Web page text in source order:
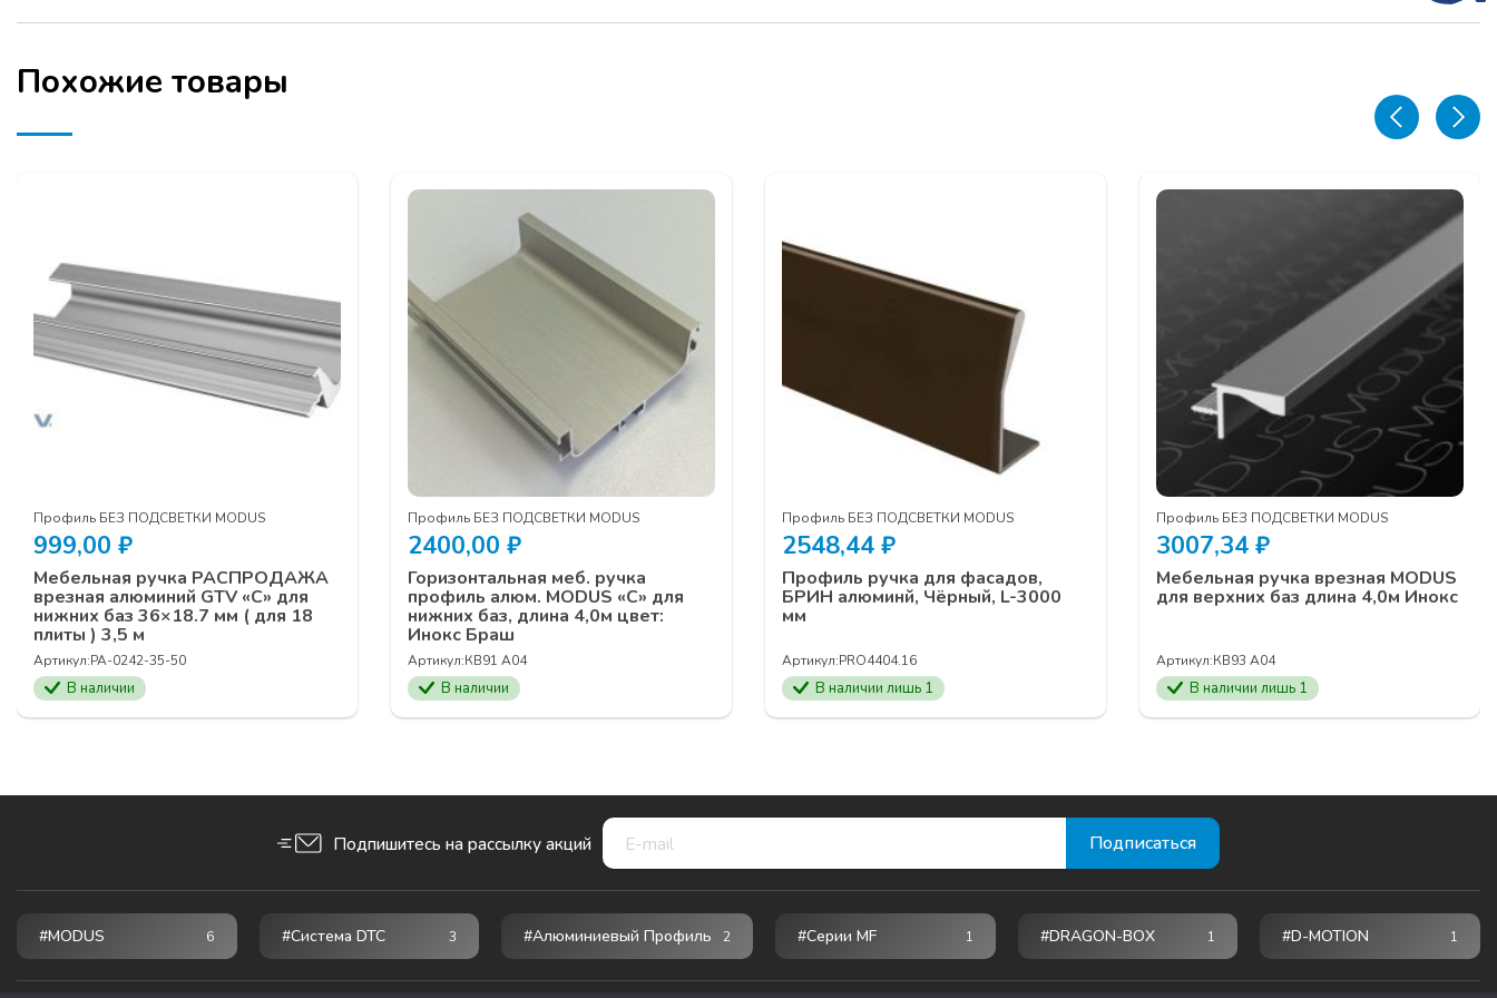
Похожие товары
Профиль БЕЗ ПОДСВЕТКИ MODUS
999,00 ₽
Мебельная ручка РАСПРОДАЖА
врезная алюминий GTV «C» для
нижних баз 36×18.7 мм ( для 18
плиты ) 3,5 м
Артикул:PA-0242-35-50
В наличии
Профиль БЕЗ ПОДСВЕТКИ MODUS
2400,00 ₽
Горизонтальная меб. ручка
профиль алюм. MODUS «С» для
нижних баз, длина 4,0м цвет:
Инокс Браш
Артикул:КВ91 А04
В наличии
Профиль БЕЗ ПОДСВЕТКИ MODUS
2548,44 ₽
Профиль ручка для фасадов,
БРИН алюминй, Чёрный, L-3000
мм
Артикул:PRO4404.16
В наличии лишь 1
Профиль БЕЗ ПОДСВЕТКИ MODUS
3007,34 ₽
Мебельная ручка врезная MODUS
для верхних баз длина 4,0м Инокс
Артикул:КВ93 A04
В наличии лишь 1
Подпишитесь на рассылку акций
#MODUS 6 #Система DTC 3 #Алюминиевый Профиль 2 #серии MF 1 #DRAGON-BOX 1 #D-MOTION 1